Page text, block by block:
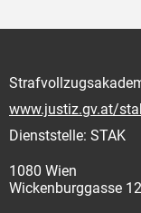
www.justiz.gv.at/
Dienststelle: STAK
1080 Wien
Wickenburggasse 12